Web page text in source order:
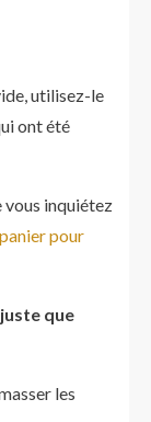
utilisez-le
ont été
vous inquiétez
pour
que
les